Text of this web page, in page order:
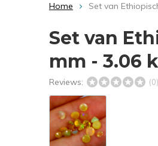
Home Set van
Set van
mm - 3.06
Reviews: (0)